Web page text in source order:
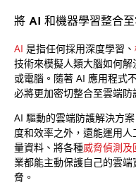
將 AI 和機器學習整合
AI 是指任何採用深度學習、
技術來模擬人類大腦如何
或電腦。隨著 AI 應用程式
必將更加密切整合至雲端防
AI 驅動的雲端防護解決方
度和效率之外，還能運用
量資料、將各種威脅偵測及
業都能主動保護自己的雲
脅。